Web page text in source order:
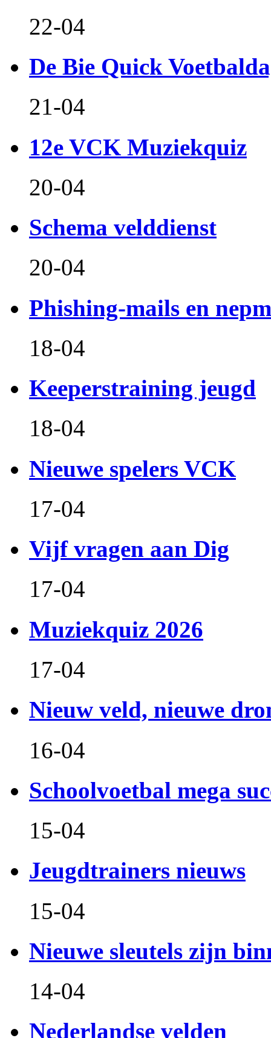
22-04
De Bie Quick
21-04
12e VCK Muziekquiz
20-04
Schema velddienst
20-04
Phishing-mails en
18-04
Keeperstraining jeugd
18-04
Nieuwe spelers VCK
17-04
Vijf vragen aan Dig
17-04
Muziekquiz 2026
17-04
Nieuw veld, nieuwe
16-04
Schoolvoetbal mega
15-04
Jeugdtrainers nieuws
15-04
Nieuwe sleutels zijn
14-04
Nederlandse velden